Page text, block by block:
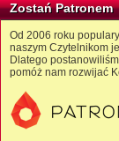
Zostań Patronem
Od 2006 roku
naszym Czytelnikom
Dlatego
pomóż nam rozwijać